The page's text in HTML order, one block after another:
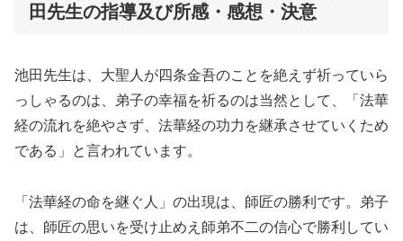
田先生の指導及び所感・感想・決意
池田先生は、大聖人が四条金吾のことを絶えず祈っていら
っしゃるのは、弟子の幸福を祈るのは当然として、「法華
経の流れを絶やさず、法華経の功力を継承させていくため
である」と言われています。
「法華経の命を継ぐ人」の出現は、師匠の勝利です。弟子
は、師匠の思いを受け止めえ師弟不二の信心で勝利してい